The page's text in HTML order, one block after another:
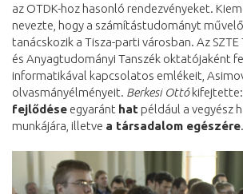
az OTDK-hoz hasonló rendezvényeket.
nevezte, hogy a számítástudományt
tanácskozik a Tisza-parti városban. Az SZTE
és Anyagtudományi Tanszék oktatójaként
informatikával kapcsolatos emlékeit,
olvasmányélményeit. Berkesi Ottókifejtette:
fejlődése egyaránt hat például a vegyész
munkájára, illetve a társadalom egészére.